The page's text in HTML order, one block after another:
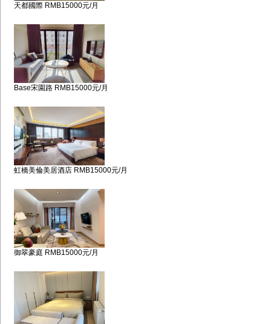
天都國際 RMB15000元/月
Base宋園路 RMB15000元/月
虹橋美倫美居酒店 RMB15000元/月
御翠豪庭 RMB15000元/月